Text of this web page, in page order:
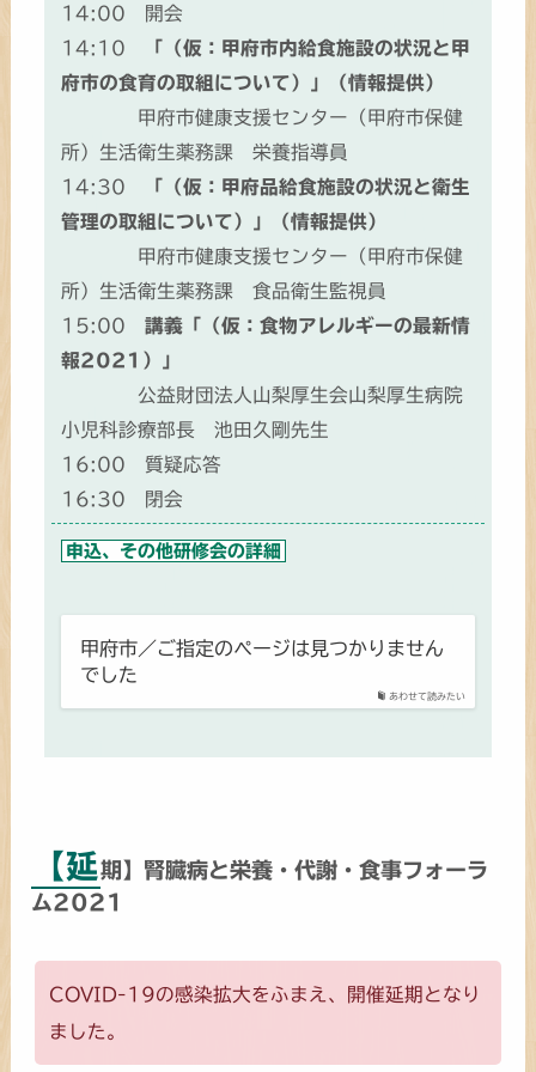
14:00 開会
14:10
「（仮：甲府市内給食施設の状況と甲
府市の食育の取組について）」（情報提供）
甲府市健康支援センター（甲府市保健
所）生活衛生薬務課 栄養指導員
14:30
「（仮：甲府品給食施設の状況と衛生
管理の取組について）」（情報提供）
甲府市健康支援センター（甲府市保健
所）生活衛生薬務課 食品衛生監視員
15:00 講義「（仮：食物アレルギーの最新情
報2021）」
公益財団法人山梨厚生会山梨厚生病院
小児科診療部長 池田久剛先生
16:00 質疑応答
16:30 閉会
申込、その他研修会の詳細
あわせて読みたい
甲府市／ご指定のページは見つかりません
でした
【延期】腎臓病と栄養・代謝・食事フォーラ
ム2021
COVID-19の感染拡大をふまえ、開催延期となり
ました。